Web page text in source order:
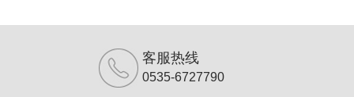
客服热线
0535-6727790